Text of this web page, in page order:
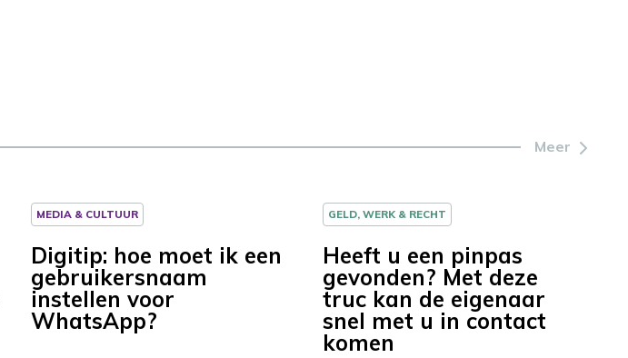
Meer
MEDIA & CULTUUR
Digitip: hoe moet ik een
gebruikersnaam
instellen voor
WhatsApp?
GELD, WERK & RECHT
Heeft u een pinpas
gevonden? Met deze
truc kan de eigenaar
snel met u in contact
komen